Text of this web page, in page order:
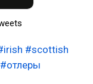
#scottish
#отлеры